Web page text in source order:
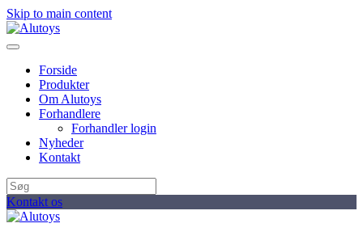
Skip to main content
Forside
Produkter
Om Alutoys
Forhandlere
Forhandler login
Nyheder
Kontakt
Kontakt os